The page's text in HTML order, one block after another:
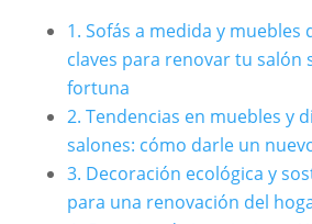
1. Sofás a medida y muebles
claves para renovar tu salón
fortuna
2. Tendencias en muebles y
salones: cómo darle un
3. Decoración ecológica y
para una renovación del